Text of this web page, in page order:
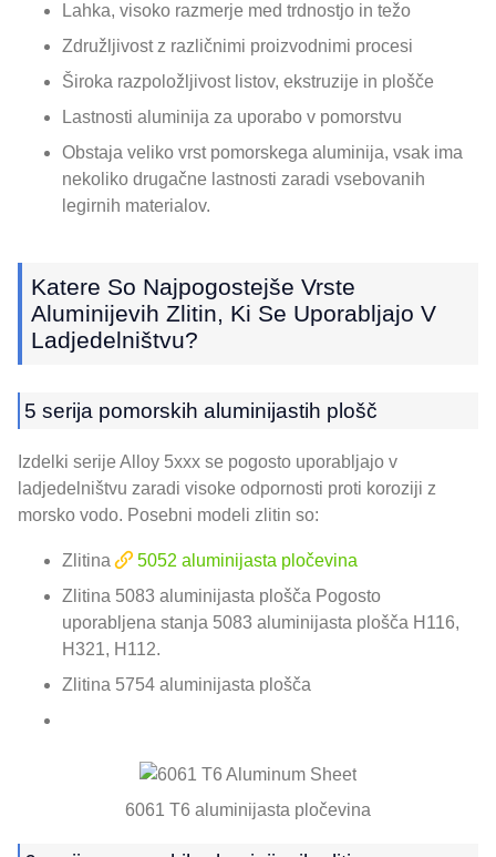
Lahka, visoko razmerje med trdnostjo in težo
Združljivost z različnimi proizvodnimi procesi
Široka razpoložljivost listov, ekstruzije in plošče
Lastnosti aluminija za uporabo v pomorstvu
Obstaja veliko vrst pomorskega aluminija, vsak ima
nekoliko drugačne lastnosti zaradi vsebovanih
legirnih materialov.
Katere So Najpogostejše Vrste
Aluminijevih Zlitin, Ki Se Uporabljajo V
Ladjedelništvu?
5 serija pomorskih aluminijastih plošč
Izdelki serije Alloy 5xxx se pogosto uporabljajo v
ladjedelništvu zaradi visoke odpornosti proti koroziji z
morsko vodo. Posebni modeli zlitin so:
Zlitina
5052 aluminijasta pločevina
Zlitina 5083 aluminijasta plošča Pogosto
uporabljena stanja 5083 aluminijasta plošča H116,
H321, H112.
Zlitina 5754 aluminijasta plošča
6061 T6 aluminijasta pločevina